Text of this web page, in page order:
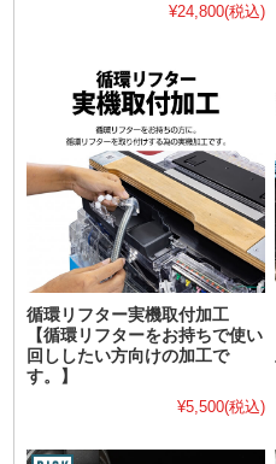
¥24,800(税込)
循環リフター実機取付加工
【循環リフターをお持ちで使い
回ししたい方向けの加工で
す。】
¥5,500(税込)